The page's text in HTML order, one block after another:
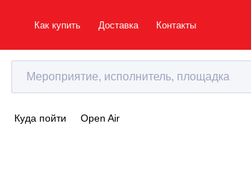
Как купить Доставка Контакты
Куда пойти Open Air